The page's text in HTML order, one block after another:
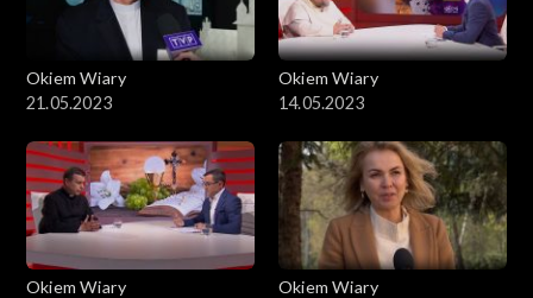
Okiem Wiary
21.05.2023
Okiem Wiary
14.05.2023
Okiem Wiary
Okiem Wiary